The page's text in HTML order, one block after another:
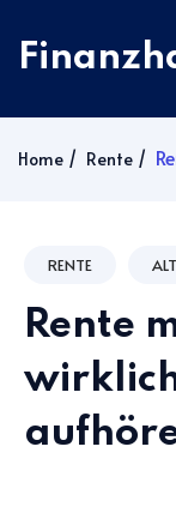
Home Rente
RENTE
Rente